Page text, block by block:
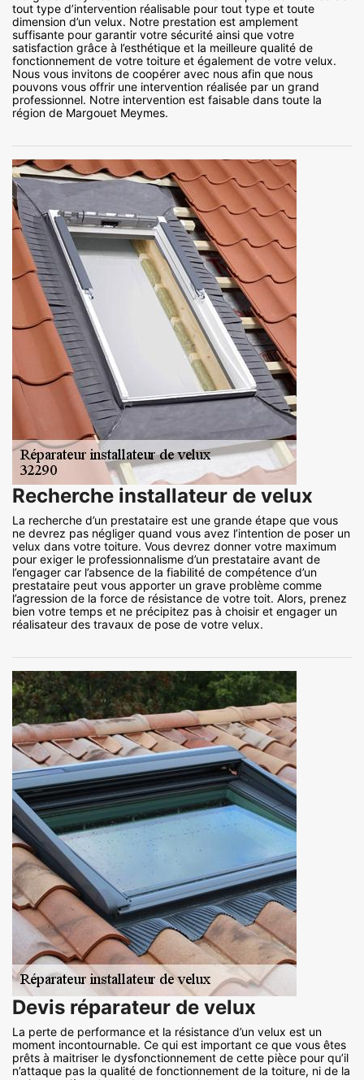
tout type d’intervention réalisable pour tout type et toute
dimension d’un velux. Notre prestation est amplement
suffisante pour garantir votre sécurité ainsi que votre
satisfaction grâce à l’esthétique et la meilleure qualité de
fonctionnement de votre toiture et également de votre velux.
Nous vous invitons de coopérer avec nous afin que nous
pouvons vous offrir une intervention réalisée par un grand
professionnel. Notre intervention est faisable dans toute la
région de Margouet Meymes.
Recherche installateur de velux
La recherche d’un prestataire est une grande étape que vous
ne devrez pas négliger quand vous avez l’intention de poser un
velux dans votre toiture. Vous devrez donner votre maximum
pour exiger le professionnalisme d’un prestataire avant de
l’engager car l’absence de la fiabilité de compétence d’un
prestataire peut vous apporter un grave problème comme
l’agression de la force de résistance de votre toit. Alors, prenez
bien votre temps et ne précipitez pas à choisir et engager un
réalisateur des travaux de pose de votre velux.
Devis réparateur de velux
La perte de performance et la résistance d’un velux est un
moment incontournable. Ce qui est important ce que vous êtes
prêts à maitriser le dysfonctionnement de cette pièce pour qu’il
n’attaque pas la qualité de fonctionnement de la toiture, ni de la